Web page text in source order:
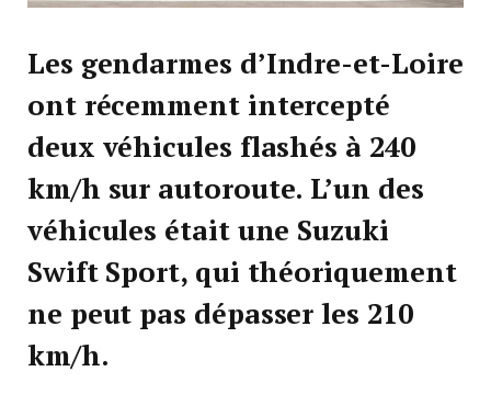
Les gendarmes d’Indre-et-Loire
ont récemment intercepté
deux véhicules flashés à 240
km/h sur autoroute. L’un des
véhicules était une Suzuki
Swift Sport, qui théoriquement
ne peut pas dépasser les 210
km/h.